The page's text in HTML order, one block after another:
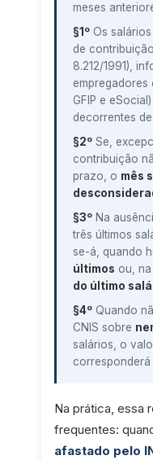
meses
§1ºOs salários
de
8.212/1991),
empregadores
GFIP e
decorrentes
§2ºSe,
contribuição
prazo, o mês
§3ºNa
três últimos
se-á, quando
últimos ou,
do último
§4ºQuando
CNIS sobre
salários, o
corresponderá
Na prática, essa
frequentes:
afastado pelo